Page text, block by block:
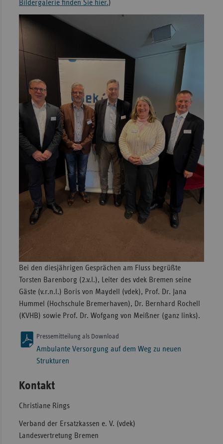
Bildergalerie finden Sie hier.)
Bei den diesjährigen Gesprächen am Fluss begrüßte
Torsten Barenborg (2.v.l.), Leiter des vdek Bremen seine
Gäste (v.r.n.l.) Boris von Maydell (vdek), Prof. Dr. Jana
Hummel (Hochschule Bremerhaven), Dr. Bernhard Rochell
(KVHB) sowie Prof. Dr. Wofgang von Meißner (ganz links).
Pressemitteilung als Download
Ambulante Versorgung auf dem Weg zu neuen
Strukturen
Kontakt
Christiane Rings
Verband der Ersatzkassen e. V. (vdek)
Landesvertretung Bremen